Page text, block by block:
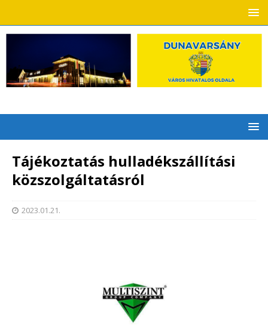
Tájékoztatás hulladékszállítási
közszolgáltatásról
2023.01.21.